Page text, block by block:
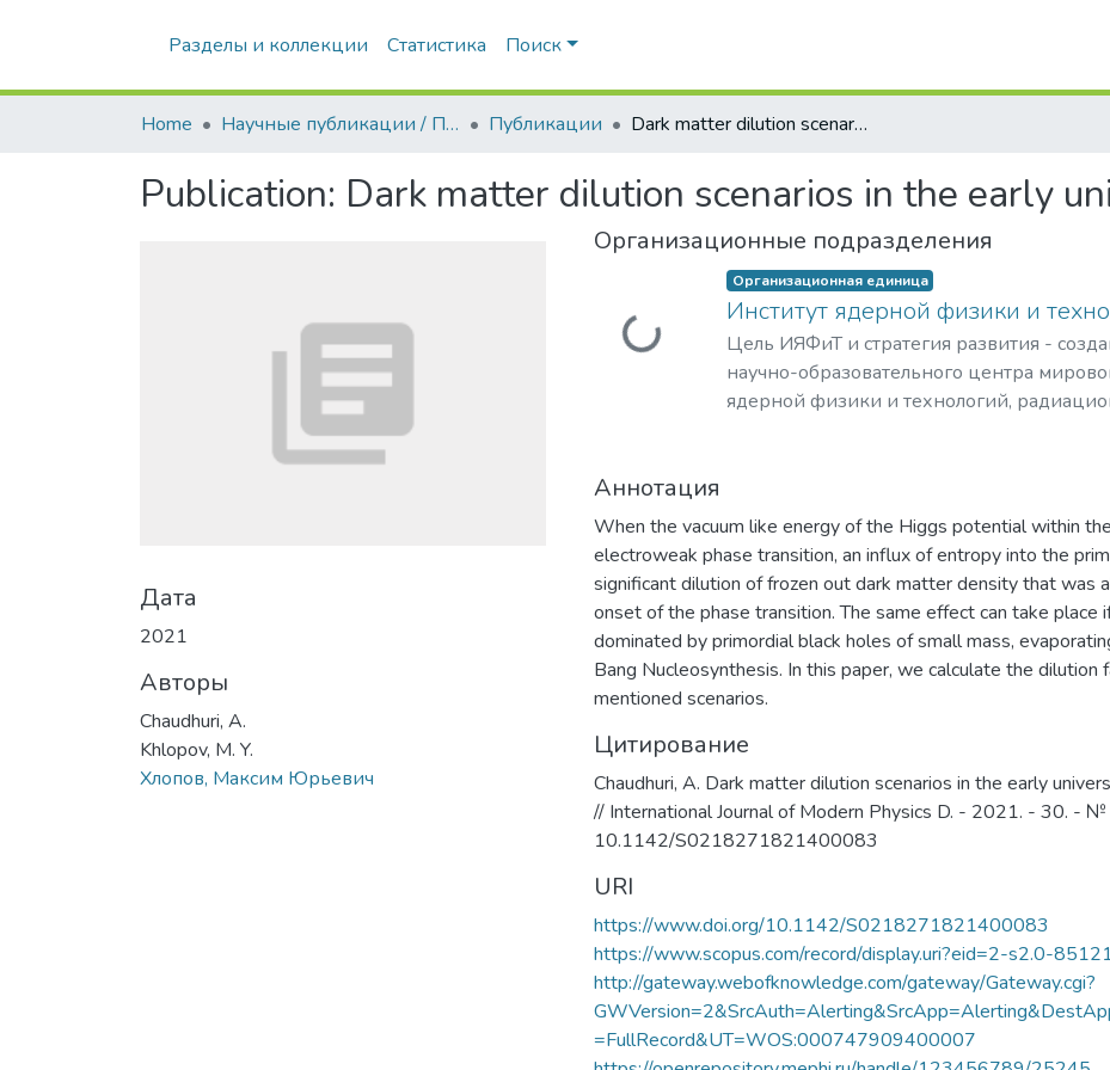
Разделы и коллекции Статистика Поиск
Home Научные публикации / Препринты Публикации Dark matter dilution scenarios in the early universe
Publication: Dark matter dilution scenarios in the early
Дата
2021
Авторы
Chaudhuri, A.
Khlopov, M. Y.
Хлопов, Максим Юрьевич
Организационные подразделения
Загружается...
Организационная единица
Институт ядерной физики и
Цель ИЯФиТ и стратегия развития -
научно-образовательного центра
ядерной физики и технологий,
Аннотация
When the vacuum like energy of the Higgs potential within
electroweak phase transition, an influx of entropy into the
significant dilution of frozen out dark matter density that was
onset of the phase transition. The same effect can take place
dominated by primordial black holes of small mass,
Bang Nucleosynthesis. In this paper, we calculate the dilution
mentioned scenarios.
Цитирование
Chaudhuri, A. Dark matter dilution scenarios in the early
// International Journal of Modern Physics D. - 2021. - 30. -
10.1142/S0218271821400083
URI
https://www.doi.org/10.1142/S0218271821400083
https://www.scopus.com/record/display.uri?eid=2-s2.0-
http://gateway.webofknowledge.com/gateway/Gateway.cgi?
=FullRecord&UT=WOS:000747909400007